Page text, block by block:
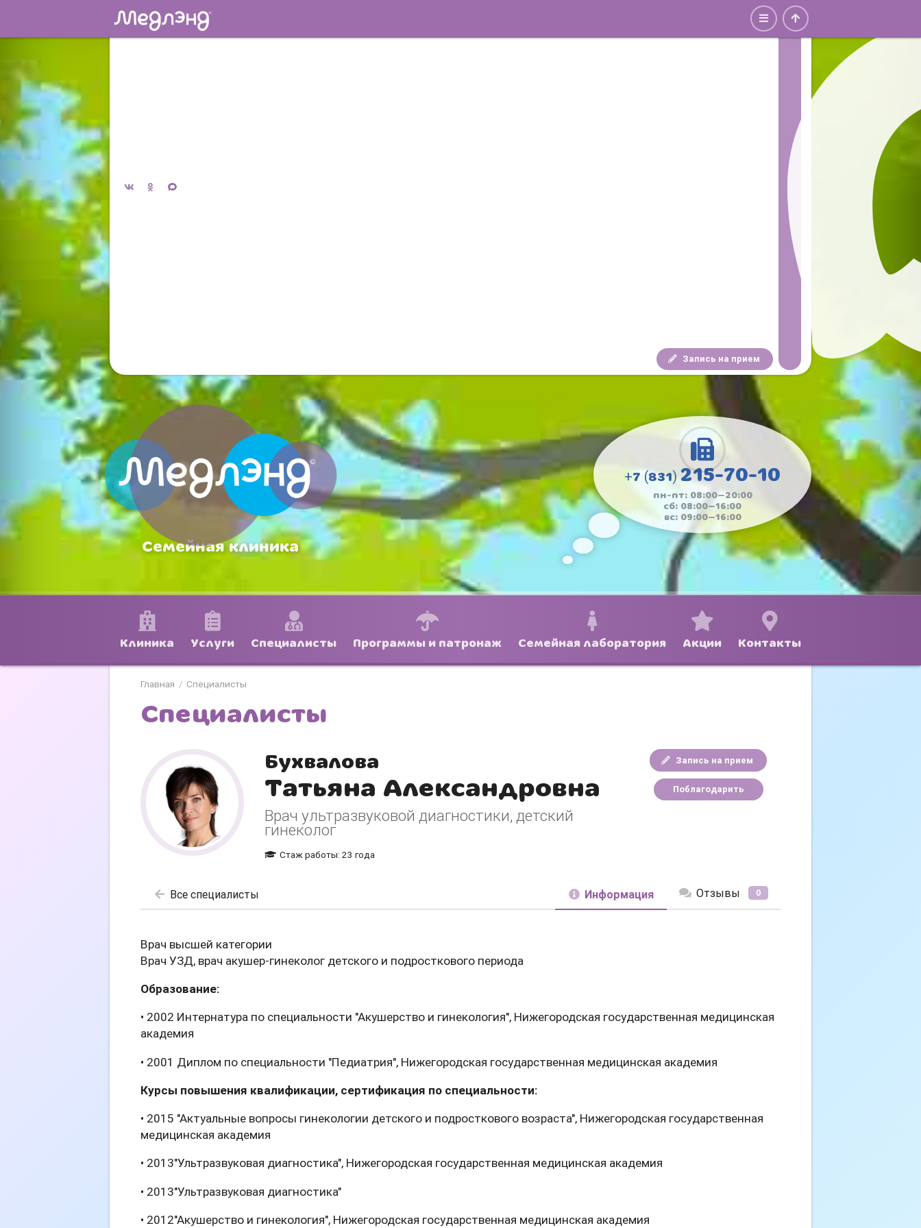
Запись на прием
Семейная клиника
+7 (831) 215-70-10
пн-пт: 08:00—20:00
сб: 08:00—16:00
вс: 09:00—16:00
Клиника Услуги Специалисты Программы и патронаж Семейная лаборатория Акции Контакты
Главная / Специалисты
Специалисты
Бухвалова
Татьяна Александровна
Врач ультразвуковой диагностики, детский
гинеколог
Стаж работы: 23 года
Запись на прием
Поблагодарить
Все специалисты Информация Отзывы 0
Врач высшей категории
Врач УЗД, врач акушер-гинеколог детского и подросткового периода
Образование:
• 2002 Интернатура по специальности "Акушерство и гинекология", Нижегородская государственная медицинская
академия
• 2001 Диплом по специальности "Педиатрия", Нижегородская государственная медицинская академия
Курсы повышения квалификации, сертификация по специальности:
• 2015 "Актуальные вопросы гинекологии детского и подросткового возраста", Нижегородская государственная
медицинская академия
• 2013"Ультразвуковая диагностика", Нижегородская государственная медицинская академия
• 2013"Ультразвуковая диагностика"
• 2012"Акушерство и гинекология", Нижегородская государственная медицинская академия
Боль и дискомфорт — не норма!